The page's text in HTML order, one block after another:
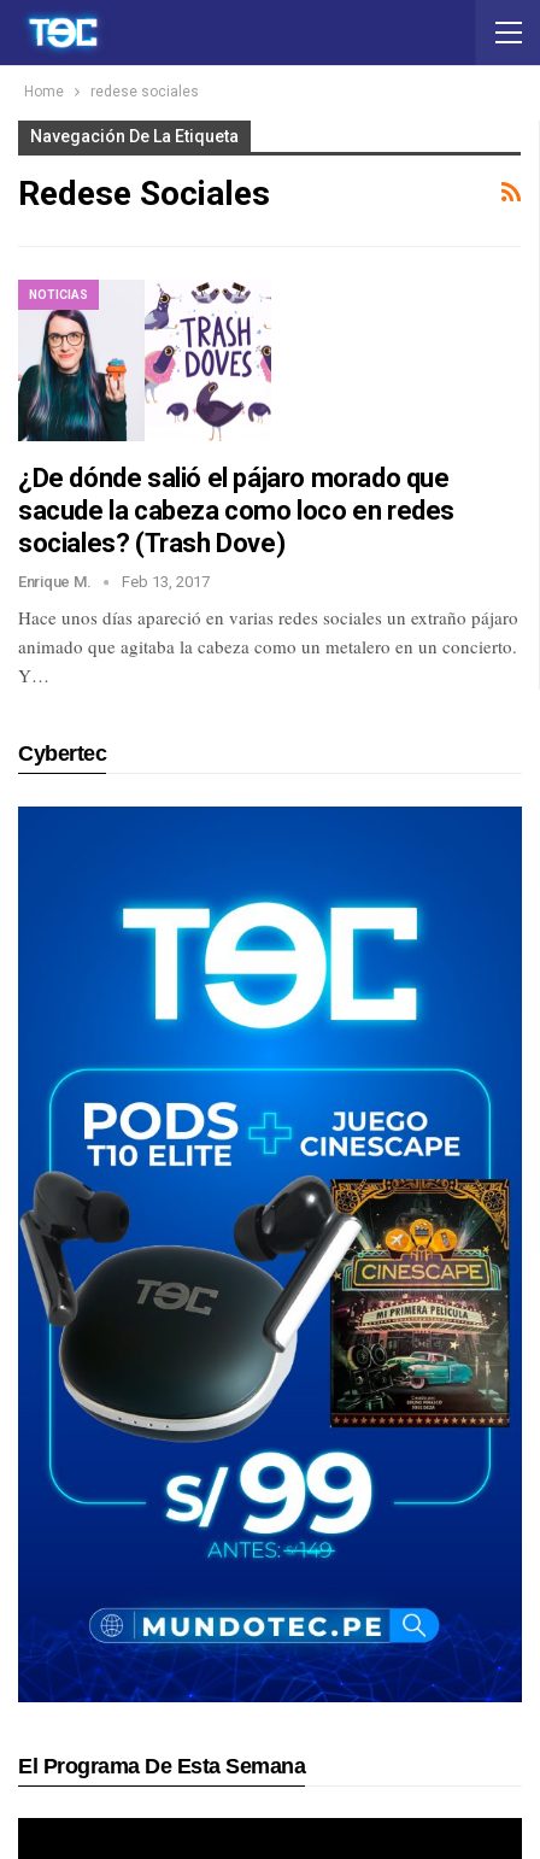
Home redese sociales
Navegación De La Etiqueta
Redese Sociales
NOTICIAS
¿De dónde salió el pájaro morado que
sacude la cabeza como loco en redes
sociales? (Trash Dove)
Enrique M. Feb 13, 2017
Hace unos días apareció en varias redes sociales un extraño pájaro
animado que agitaba la cabeza como un metalero en un concierto.
Y…
Cybertec
El Programa De Esta Semana